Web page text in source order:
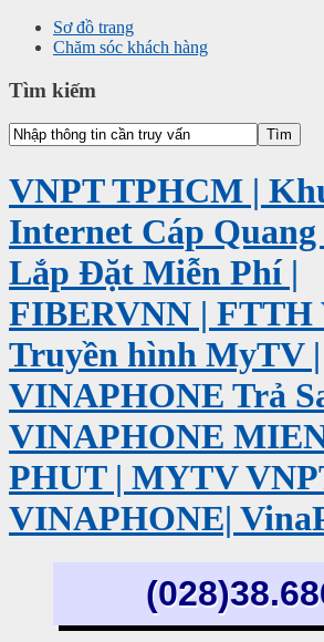
Sơ đồ trang
Chăm sóc khách hàng
Tìm kiếm
VNPT TPHCM |
Internet Cáp Quang
Lắp Đặt Miễn Phí |
FIBERVNN | FTTH
Truyền hình MyTV |
VINAPHONE Trả
VINAPHONE
PHUT | MYTV
VINAPHONE|